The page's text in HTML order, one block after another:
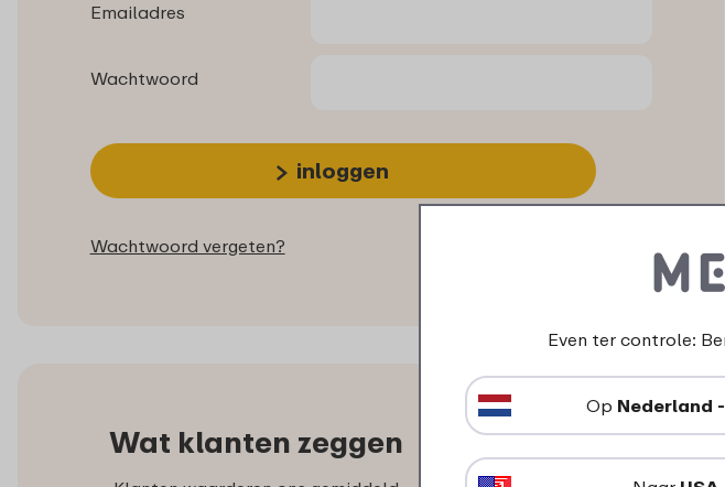
Emailadres
Wachtwoord
inloggen
Wachtwoord vergeten?
Wat klanten zeggen Niets
Even ter controle:
Op Nederland